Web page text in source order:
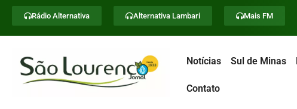
Rádio Alternativa Alternativa Lambari Mais FM
Notícias Sul de Minas
Contato